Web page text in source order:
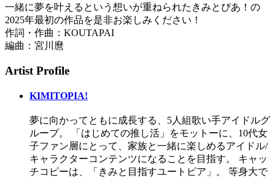
一緒に夢を叶えるという想いが重ねられたきみとぴあ！の
2025年最初の作品を是非お楽しみください！
作詞・作曲：KOUTAPAI
編曲：宮川麿
Artist Profile
KIMITOPIA!
夢に向かってともに成長する、5人組歌い手アイドルグ
ループ。 「はじめての推し活」をモットーに、10代女
子ファン層にとって、家族と一緒に楽しめるアイドル/
キャラクターコンテンツになることを目指す。 キャッ
チコピーは、「きみと目指すユートピア」。 等身大で